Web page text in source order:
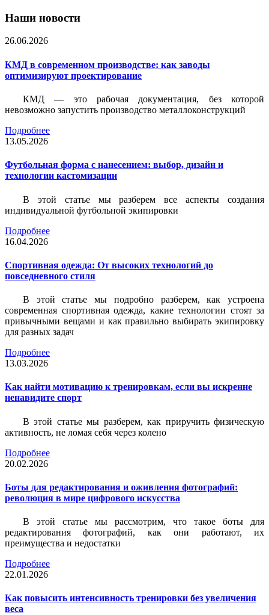
Наши новости
26.06.2026
КМД в современном производстве: как заводы
оптимизируют проектирование
КМД — это рабочая документация, без которой
невозможно запустить производство металлоконструкций
Подробнее
13.05.2026
Футбольная форма с нанесением: выбор, дизайн и
технологии кастомизации
В этой статье мы разберем все аспекты создания
индивидуальной футбольной экипировки
Подробнее
16.04.2026
Спортивная одежда: От высоких технологий до
повседневного стиля
В этой статье мы подробно разберем, как устроена
современная спортивная одежда, какие технологии стоят за
привычными вещами и как правильно выбирать экипировку
для разных задач
Подробнее
13.03.2026
Как найти мотивацию к тренировкам, если вы искренне
ненавидите спорт
В этой статье мы разберем, как приручить физическую
активность, не ломая себя через колено
Подробнее
20.02.2026
Боты для редактирования и оживления фотографий:
революция в мире цифрового искусства
В этой статье мы рассмотрим, что такое боты для
редактирования фотографий, как они работают, их
преимущества и недостатки
Подробнее
22.01.2026
Как повысить интенсивность тренировки без увеличения
веса